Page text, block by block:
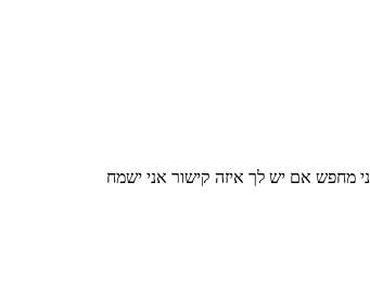
מחפש אם יש לך איזה קישור אני ישמח